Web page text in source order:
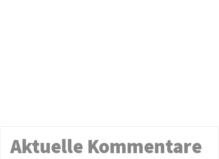
Aktuelle Kommentare